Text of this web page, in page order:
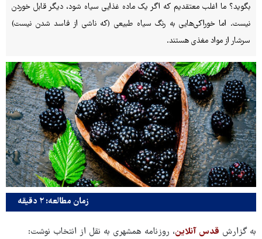
بگوید؟ ما اغلب معتقدیم که اگر یک ماده غذایی سیاه شود، دیگر قابل خوردن
نیست. اما خوراکی‌هایی به رنگ سیاه طبیعی (که ناشی از فاسد شدن نیست)
سرشار از مواد مغذی هستند.
زمان مطالعه: ۲ دقیقه
به گزارش قدس آنلاین، روزنامه همشهری به نقل از انتخاب نوشت: